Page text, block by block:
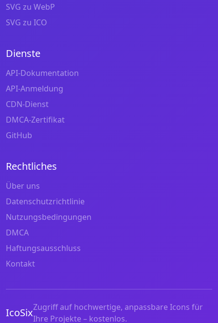
SVG zu WebP
SVG zu ICO
Dienste
API-Dokumentation
API-Anmeldung
CDN-Dienst
DMCA-Zertifikat
GitHub
Rechtliches
Über uns
Datenschutzrichtlinie
Nutzungsbedingungen
DMCA
Haftungsausschluss
Kontakt
IcoSixZugriff auf hochwertige, anpassbare Icons für
Ihre Projekte – kostenlos.